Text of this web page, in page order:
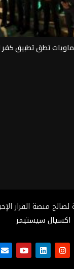
تطق تطبيق
القرار الإخباري 2025@
اكسيال سيستيمز